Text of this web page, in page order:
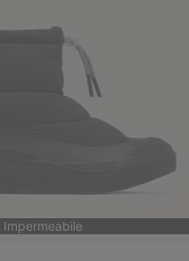
Impermeabile